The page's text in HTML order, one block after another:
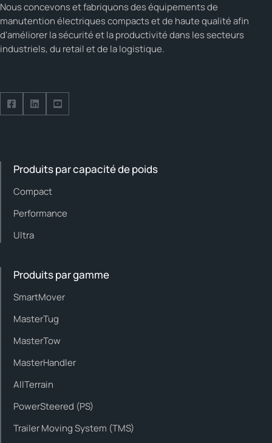
Nous concevons et fabriquons des équipements de
manutention électriques compacts et de haute qualité afin
d'améliorer la sécurité et la productivité dans les secteurs
industriels, du retail et de la logistique.
Suivez-nous sur Facebook
Suivez-nous sur LinkedIn
Suivez-nous sur YouTube
Produits par capacité de poids
Compact
Performance
Ultra
Produits par gamme
SmartMover
MasterTug
MasterTow
MasterHandler
AllTerrain
PowerSteered (PS)
Trailer Moving System (TMS)